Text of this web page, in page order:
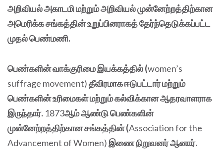
அறிவியல் அகாடமி மற்றும் அறிவியல் முன்னேற்றத்திற்கான
அமெரிக்க சங்கத்தின் உறுப்பினராகத் தேர்ந்தெடுக்கப்பட்ட
முதல் பெண்மணி.
பெண்களின் வாக்குரிமை இயக்கத்தில் (women’s
suffrage movement)தீவிரமாக ஈடுபட்டார் மற்றும்
பெண்களின் உரிமைகள் மற்றும் கல்விக்கான ஆதரவாளராக
இருந்தார். 1873ஆம் ஆண்டு பெண்களின்
முன்னேற்றத்திற்கான சங்கத்தின் (Association for the
Advancement of Women)இணை நிறுவனர் ஆனார்.